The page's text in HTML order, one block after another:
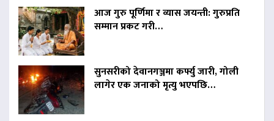
आज गुरु पूर्णिमा र व्यास जयन्ती: गुरुप्रति
सम्मान प्रकट गरी…
सुनसरीको देवानगञ्जमा कर्फ्यु जारी, गोली
लागेर एक जनाको मृत्यु भएपछि…